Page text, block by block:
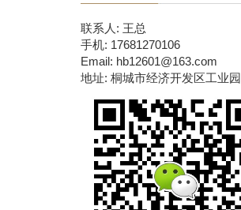
联系人: 王总
手机: 17681270106
Email: hb12601@163.com
地址: 桐城市经济开发区工业园